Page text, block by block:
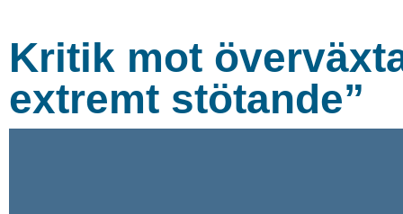
Kritik mot
extremt stötande”